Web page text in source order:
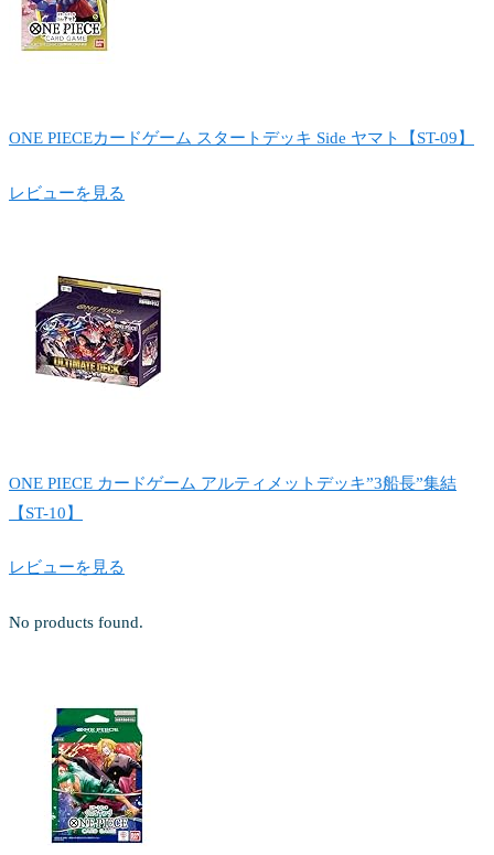
ONE PIECEカードゲーム スタートデッキ Side ヤマト【ST-09】
レビューを見る
ONE PIECE カードゲーム アルティメットデッキ”3船長”集結
【ST-10】
レビューを見る
No products found.